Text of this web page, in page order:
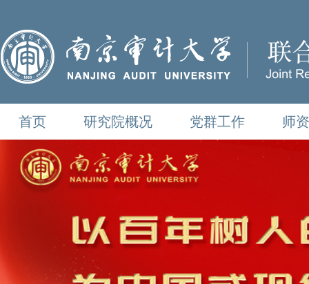
首页 研究院概况 党群工作 师